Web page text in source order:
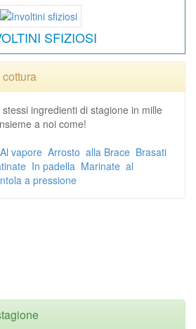
SFIZIOSI
ingredienti di stagione in mille
a noi come!
Al vapore Arrosto alla Brace Brasati
In padella Marinate al
a pressione